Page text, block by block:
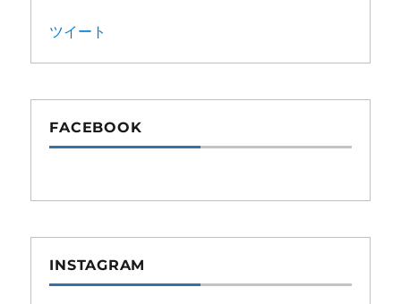
ツイート
FACEBOOK
INSTAGRAM